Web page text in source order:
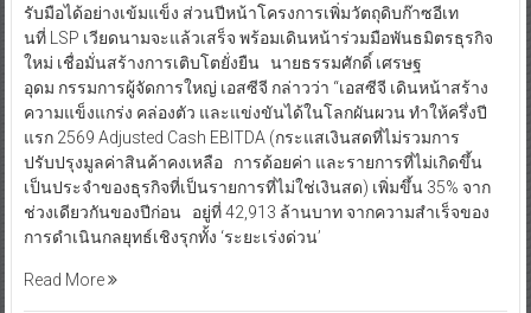
เพิ่มประสิทธิภาพฐานผลิตอาเซียน ทำให้ผลประกอบการดีขึ้นทุก
ธุรกิจ เคาะปันผลระหว่างกาล 3.5 บาท/หุ้น ดูแลผู้ถือทุกคนหุ้นต่อ
เนื่อง ประเมินครึ่งปีหลัง 2569 เศรษฐกิจโลกยังท้าทายสูง แต่มั่นใจ
รับมือได้อย่างเข้มแข็ง ส่วนปีหน้าโครงการเพิ่มวัตถุดิบก๊าซอีเท
นที่ LSP เวียดนามจะแล้วเสร็จ พร้อมเดินหน้าร่วมมือพันธมิตรธุรกิจ
ใหม่ เชื่อมั่นสร้างการเติบโตยั่งยืน นายธรรมศักดิ์ เศรษฐ
อุดม กรรมการผู้จัดการใหญ่ เอสซีจี กล่าวว่า “เอสซีจี เดินหน้าสร้าง
ความแข็งแกร่ง คล่องตัว และแข่งขันได้ในโลกผันผวน ทำให้ครึ่งปี
แรก 2569 Adjusted Cash EBITDA (กระแสเงินสดที่ไม่รวมการ
ปรับปรุงมูลค่าสินค้าคงเหลือ การด้อยค่า และรายการที่ไม่เกิดขึ้น
ช่วงเดียวกันของปีก่อน อยู่ที่ 42,913 ล้านบาท จากความสำเร็จของ